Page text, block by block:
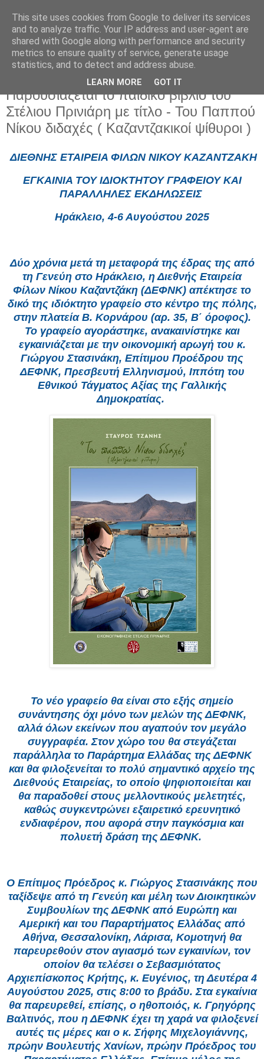
Παρασκευή 1 Αυγούστου 2025
Παρουσιάζεται το παιδικό βιβλίο του
Στέλιου Πρινιάρη με τίτλο - Του Παππού
Νίκου διδαχές ( Καζαντζακικοί ψίθυροι )
ΔΙΕΘΝΗΣ ΕΤΑΙΡΕΙΑ ΦΙΛΩΝ ΝΙΚΟΥ ΚΑΖΑΝΤΖΑΚΗ
ΕΓΚΑΙΝΙΑ ΤΟΥ ΙΔΙΟΚΤΗΤΟΥ ΓΡΑΦΕΙΟΥ ΚΑΙ
ΠΑΡΑΛΛΗΛΕΣ ΕΚΔΗΛΩΣΕΙΣ
Ηράκλειο, 4-6 Αυγούστου 2025
Δύο χρόνια μετά τη μεταφορά της έδρας της από
τη Γενεύη στο Ηράκλειο, η Διεθνής Εταιρεία
Φίλων Νίκου Καζαντζάκη (ΔΕΦΝΚ) απέκτησε το
δικό της ιδιόκτητο γραφείο στο κέντρο της πόλης,
στην πλατεία Β. Κορνάρου (αρ. 35, Β΄ όροφος).
Το γραφείο αγοράστηκε, ανακαινίστηκε και
εγκαινιάζεται με την οικονομική αρωγή του κ.
Γιώργου Στασινάκη, Επίτιμου Προέδρου της
ΔΕΦΝΚ, Πρεσβευτή Ελληνισμού, Ιππότη του
Εθνικού Τάγματος Αξίας της Γαλλικής
Δημοκρατίας.
Το νέο γραφείο θα είναι στο εξής σημείο
συνάντησης όχι μόνο των μελών της ΔΕΦΝΚ,
αλλά όλων εκείνων που αγαπούν τον μεγάλο
συγγραφέα. Στον χώρο του θα στεγάζεται
παράλληλα το Παράρτημα Ελλάδας της ΔΕΦΝΚ
και θα φιλοξενείται το πολύ σημαντικό αρχείο της
Διεθνούς Εταιρείας, το οποίο ψηφιοποιείται και
θα παραδοθεί στους μελλοντικούς μελετητές,
καθώς συγκεντρώνει εξαιρετικό ερευνητικό
ενδιαφέρον, που αφορά στην παγκόσμια και
πολυετή δράση της ΔΕΦΝΚ.
Ο Επίτιμος Πρόεδρος κ. Γιώργος Στασινάκης που
ταξίδεψε από τη Γενεύη και μέλη των Διοικητικών
Συμβουλίων της ΔΕΦΝΚ από Ευρώπη και
Αμερική και του Παραρτήματος Ελλάδας από
Αθήνα, Θεσσαλονίκη, Λάρισα, Κομοτηνή θα
παρευρεθούν στον αγιασμό των εγκαινίων, τον
οποίον θα τελέσει ο Σεβασμιότατος
Αρχιεπίσκοπος Κρήτης, κ. Ευγένιος, τη Δευτέρα 4
Αυγούστου 2025, στις 8:00 το βράδυ. Στα εγκαίνια
θα παρευρεθεί, επίσης, ο ηθοποιός, κ. Γρηγόρης
Βαλτινός, που η ΔΕΦΝΚ έχει τη χαρά να φιλοξενεί
αυτές τις μέρες και ο κ. Σήφης Μιχελογιάννης,
πρώην Βουλευτής Χανίων, πρώην Πρόεδρος του
This site uses cookies from Google to deliver its services
and to analyze traffic. Your IP address and user-agent are
shared with Google along with performance and security
metrics to ensure quality of service, generate usage
statistics, and to detect and address abuse.
LEARN MORE GOT IT